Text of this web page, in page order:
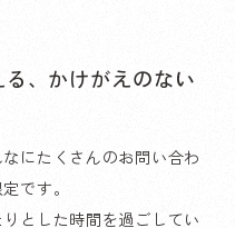
、かけがえのない
にたくさんのお問い合わ
です。
とした時間を過ごしてい